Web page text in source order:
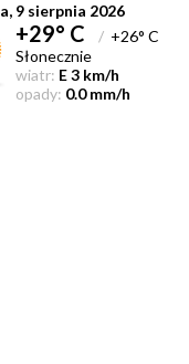
9 sierpnia 2026
+29° C /+26° C
Słonecznie
wiatr: E 3 km/h
opady: 0.0 mm/h